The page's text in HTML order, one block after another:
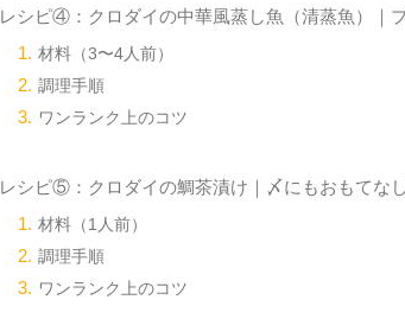
レシピ④：クロダイの中華風蒸し魚（清蒸魚）｜
材料（3〜4人前）
調理手順
ワンランク上のコツ
レシピ⑤：クロダイの鯛茶漬け｜〆にもおもてな
材料（1人前）
調理手順
ワンランク上のコツ